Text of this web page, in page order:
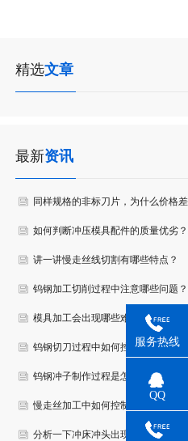
精选文章
最新资讯
同样规格的非标刀片，为什么价格
达到3倍？
如何判断冲压模具配件的质量优劣？
讲一讲慢走丝线切割有哪些特点？
钨钢加工切削过程中注意哪些问题？
模具加工会出现哪些难点？
钨钢切刀过程中如何控制质量？
钨钢冲子制作过程是怎样？
慢走丝加工中如何控制加工精度？
分析一下冲床冲头出现老断原因及
服务热线
QQ